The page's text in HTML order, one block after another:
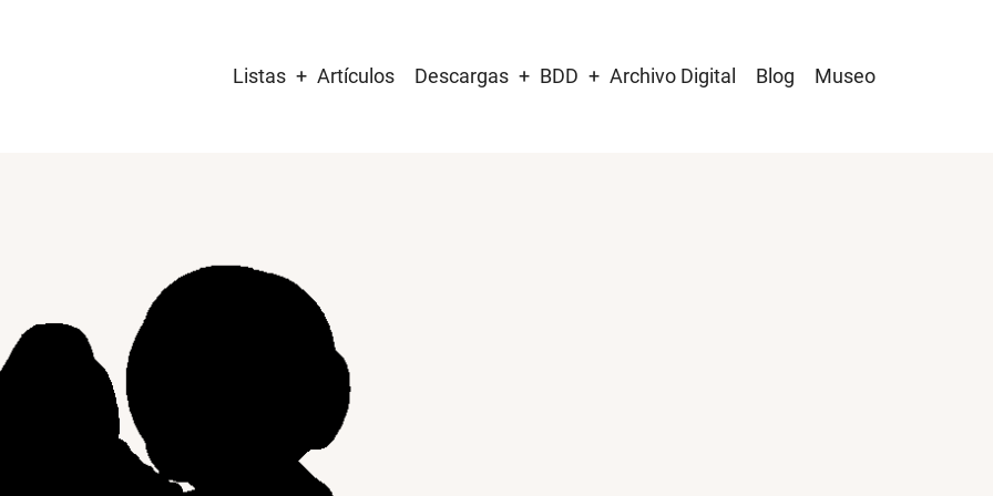
navigation
Listas Artículos Descargas BDD Archivo Digital Blog Museo